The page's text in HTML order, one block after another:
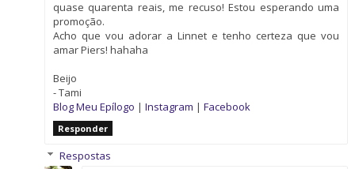
quase quarenta reais, me recuso! Estou esperando uma
promoção.
Acho que vou adorar a Linnet e tenho certeza que vou
amar Piers! hahaha
Beijo
- Tami
Blog Meu Epílogo | Instagram | Facebook
Responder
Respostas